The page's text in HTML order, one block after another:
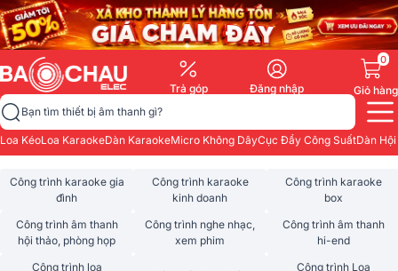
Trả góp Đăng nhập
0
Giỏ hàng
Bạn tìm thiết bị âm thanh gì?
Loa KéoLoa KaraokeDàn KaraokeMicro Không DâyCục Đẩy Công SuấtDàn
Công trình karaoke gia
đình
Công trình karaoke
kinh doanh
Công trình karaoke
box
Công trình âm thanh
hội thảo, phòng họp
Công trình nghe nhạc,
xem phim
Công trình âm thanh
hi-end
Công trình loa
Công trình Loa